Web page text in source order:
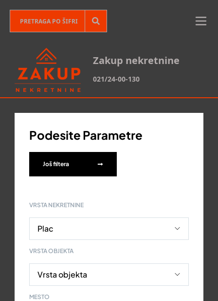
Zakup nekretnine
021/24-00-130
Podesite Parametre
Još filtera
VRSTA NEKRETNINE
VRSTA OBJEKTA
MESTO